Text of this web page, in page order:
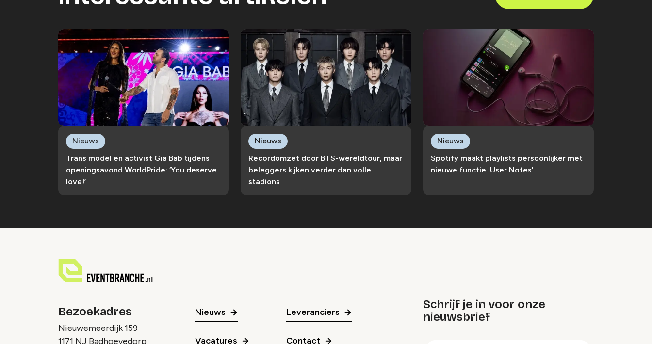
Trans model en activist Gia Bab tijdens
openingsavond WorldPride: ‘You deserve
love!’
Nieuws
Recordomzet door BTS-wereldtour, maar
beleggers kijken verder dan volle
stadions
Nieuws
Spotify maakt playlists persoonlijker met
nieuwe functie 'User Notes'
Nieuws
Bezoekadres
Nieuwemeerdijk 159
1171 NJ Badhoevedorp
Nieuws
Vacatures
Leveranciers
Contact
Schrijf je in voor onze
nieuwsbrief